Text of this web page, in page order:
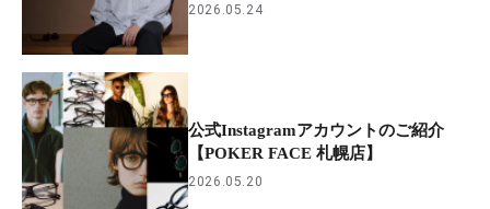
2026.05.24
公式Instagramアカウントのご紹介
【POKER FACE 札幌店】
2026.05.20